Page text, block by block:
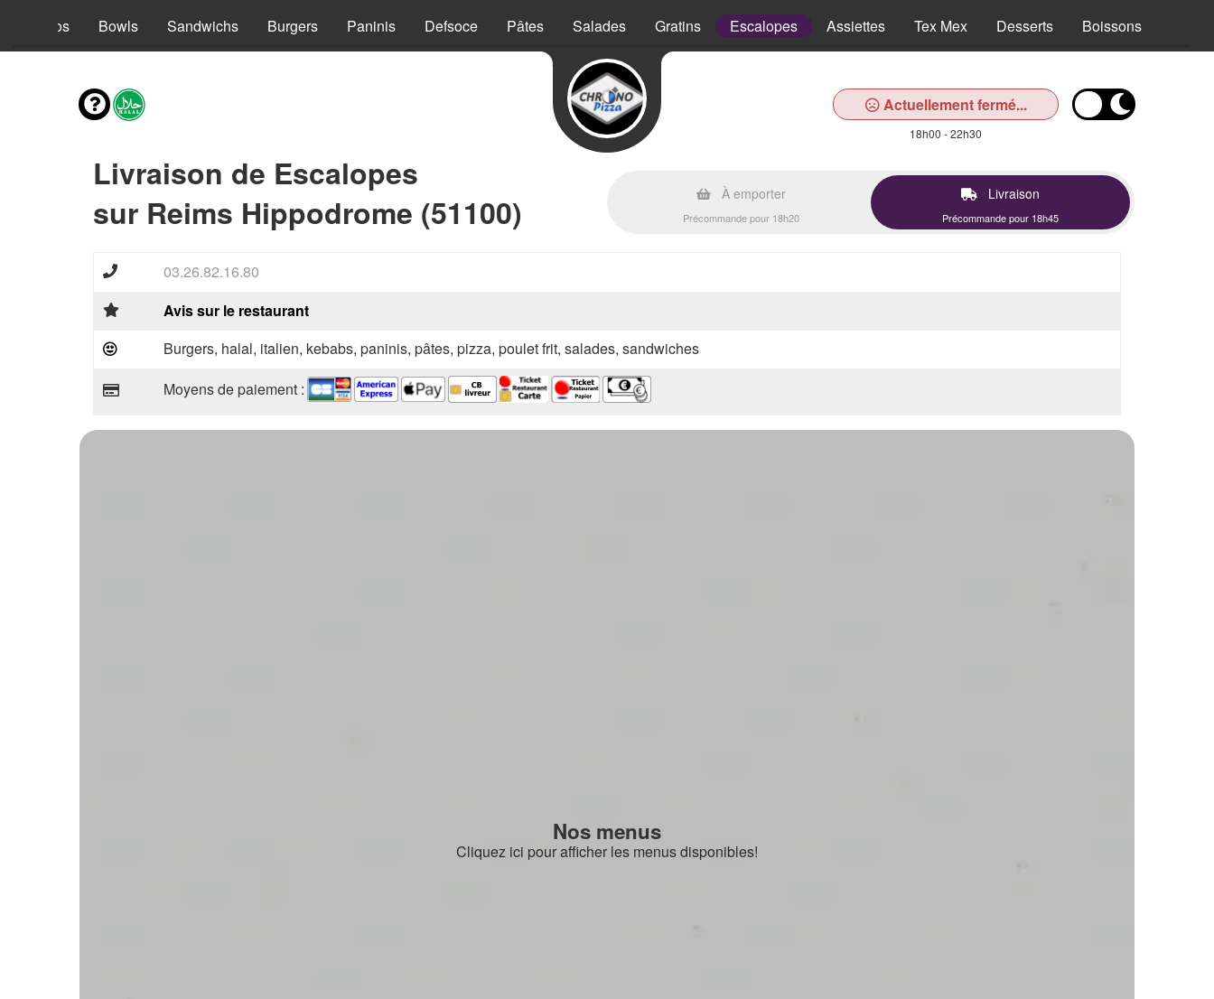
Tacos Bowls Sandwichs Burgers Paninis Defsoce Pâtes Salades Gratins Escalopes Assiettes Tex Mex Desserts Boissons
Actuellement fermé...
18h00 - 22h30
Livraison de Escalopes
sur Reims Hippodrome (51100)
À emporter
Précommande pour 18h20
Livraison
Précommande pour 18h45
03.26.82.16.80
Avis sur le restaurant
Burgers, halal, italien, kebabs, paninis, pâtes, pizza, poulet frit, salades, sandwiches
Moyens de paiement :
Nos menus
Cliquez ici pour afficher les menus disponibles!